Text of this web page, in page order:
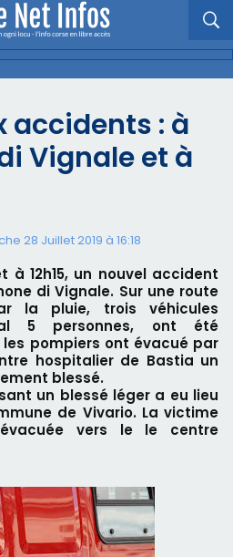
accidents : à
Vignale et à
28 Juillet 2019 à 16:18
à 12h15, un nouvel accident
di Vignale. Sur une route
la pluie, trois véhicules
5 personnes, ont été
les pompiers ont évacué par
hospitalier de Bastia un
blessé.
un blessé léger a eu lieu
de Vivario. La victime
vers le le centre